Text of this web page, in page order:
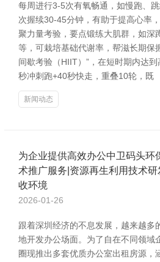
每周进行3-5次有氧畅通，如慢跑、
次握续30-45分钟，有助于提高心率
聚力量考验，要点锻练大肌群，如深
等，可栽培基础代谢率，帮滋长期保
间歇考验（HIIT）”，在短时期内达
秒冲刺跑+40秒快走，重叠10轮，既
新闻动态
为企业提供高效办公中卫码头环
术推广服务|资源再生利用技术
收环境
2026-01-26
跟着深圳经济的不息发展，越来越多
地开发办公场面。为了自在不同领域
圈现推出多套优质办公室出租房源，